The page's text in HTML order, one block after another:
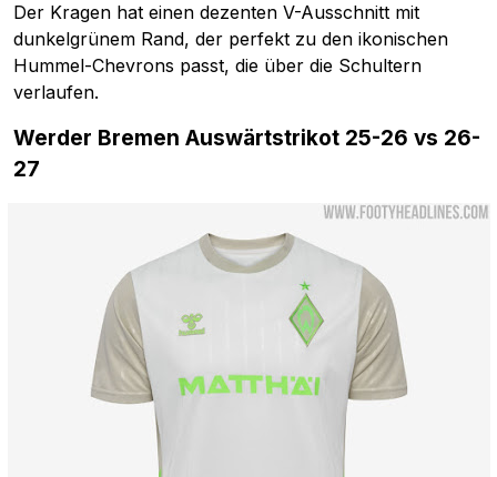
Der Kragen hat einen dezenten V-Ausschnitt mit
dunkelgrünem Rand, der perfekt zu den ikonischen
Hummel-Chevrons passt, die über die Schultern
verlaufen.
Werder Bremen Auswärtstrikot 25-26 vs 26-
27